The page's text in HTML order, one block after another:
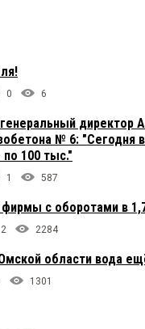
0 6
директор
№ 6: "Сегодня
по 100 тыс."
1 587
фирмы с оборотами в
2 2284
области вода
1301